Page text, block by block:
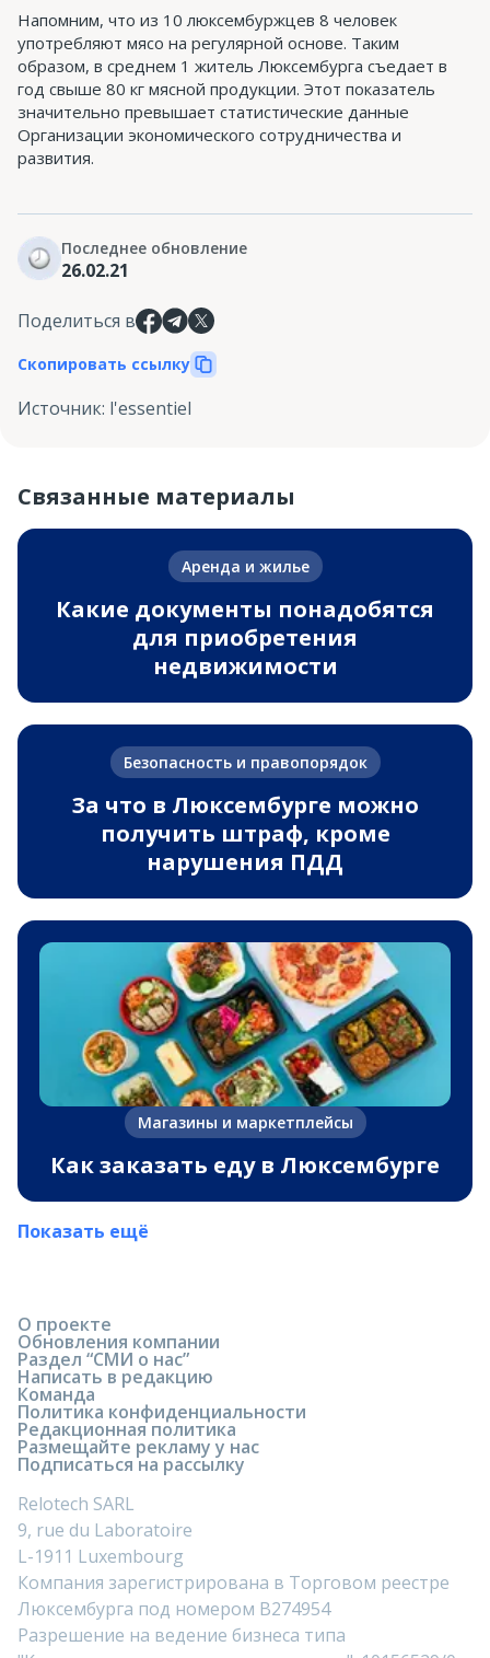
Напомним, что из 10 люксембуржцев 8 человек
употребляют мясо на регулярной основе. Таким
образом, в среднем 1 житель Люксембурга съедает в
год свыше 80 кг мясной продукции. Этот показатель
значительно превышает статистические данные
Организации экономического сотрудничества и
развития.
Последнее обновление
26.02.21
Поделиться в
Скопировать ссылку
Источник: l'essentiel
Связанные материалы
Аренда и жилье
Какие документы понадобятся
для приобретения
недвижимости
Безопасность и правопорядок
За что в Люксембурге можно
получить штраф, кроме
нарушения ПДД
Магазины и маркетплейсы
Как заказать еду в Люксембурге
Показать ещё
О проекте
Обновления компании
Раздел “СМИ о нас”
Написать в редакцию
Команда
Политика конфиденциальности
Редакционная политика
Размещайте рекламу у нас
Подписаться на рассылку
Relotech SARL
9, rue du Laboratoire
L-1911 Luxembourg
Компания зарегистрирована в Торговом реестре
Люксембурга под номером B274954
Разрешение на ведение бизнеса типа